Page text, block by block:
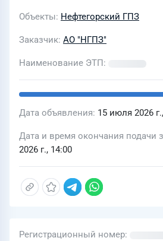
Объекты Нефтегорский ГПЗ
Заказчик АО "НГПЗ"
Наименование ЭТП
Дата объявления 15 июля 2026
Дата и время окончания подачи
2026 г., 14:00
Регистрационный номер